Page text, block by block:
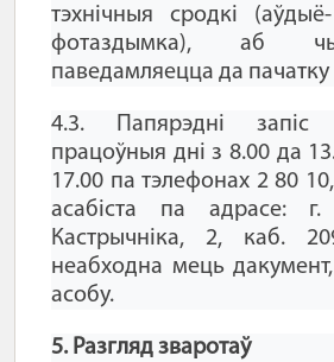
тэхнічныя сродкі (аўдыё-
фотаздымка), аб
паведамляецца да
4.3. Папярэдні
працоўныя дні з 8.00 да
17.00 па тэлефонах 2 80
асабіста па адрасе: г.
Кастрычніка, 2, каб.
неабходна мець
асобу.
5. Разгляд зваротаў